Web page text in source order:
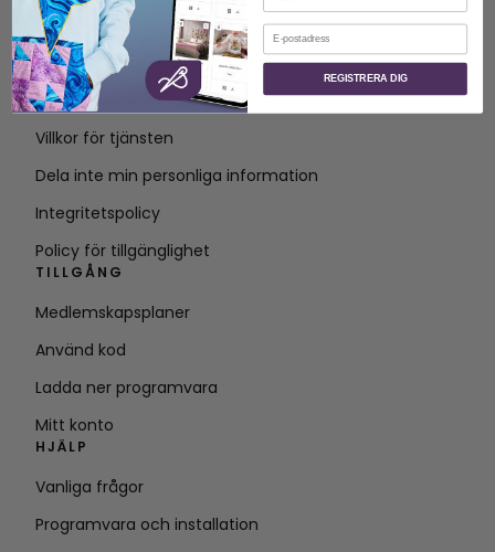
OM
Om SVP Worldwide
Kontakt
Villkor för tjänsten
Dela inte min personliga information
Integritetspolicy
Policy för tillgänglighet
TILLGÅNG
Medlemskapsplaner
Använd kod
Ladda ner programvara
Mitt konto
HJÄLP
Vanliga frågor
Programvara och installation
E-post
REGISTRERA DIG